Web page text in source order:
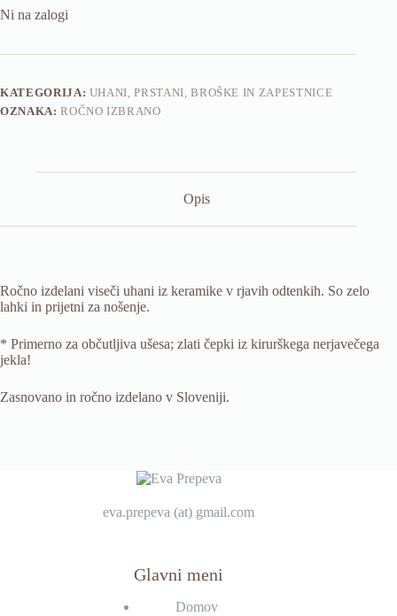
Ni na zalogi
KATEGORIJA: UHANI, PRSTANI, BROŠKE IN ZAPESTNICE
OZNAKA:ROČNO IZBRANO
Opis
Ročno izdelani viseči uhani iz keramike v rjavih odtenkih. So zelo
lahki in prijetni za nošenje.
* Primerno za občutljiva ušesa; zlati čepki iz kirurškega nerjavečega
jekla!
Zasnovano in ročno izdelano v Sloveniji.
eva.prepeva (at) gmail.com
Glavni meni
Domov